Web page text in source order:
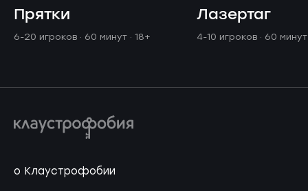
Прятки
6-20 игроков · 60 минут · 18+
Лазертаг
4-10 игроков · 60
о Клаустрофобии